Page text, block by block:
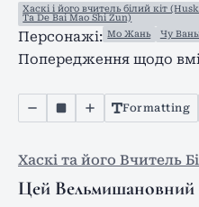
Хаскі і його вчитель білий кіт
Ta De Bai Mao Shi Zun)
Персонажі: Мо Жань Чу
Попередження щодо
Formatting
Хаскі та його Вчитель
Цей Вельмишановний